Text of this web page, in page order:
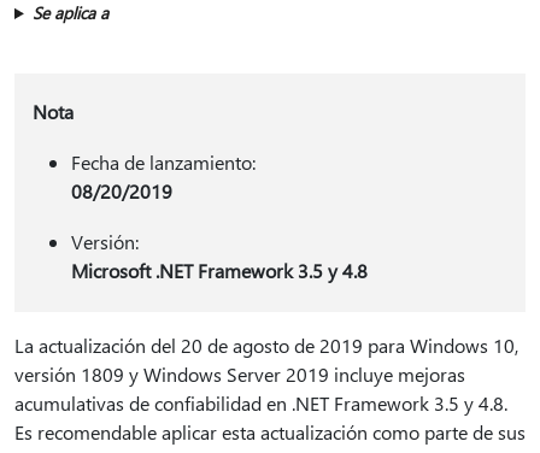
Se aplica a
Nota
Fecha de lanzamiento:
08/20/2019
Versión:
Microsoft .NET Framework 3.5 y 4.8
La actualización del 20 de agosto de 2019 para Windows 10,
versión 1809 y Windows Server 2019 incluye mejoras
acumulativas de confiabilidad en .NET Framework 3.5 y 4.8.
Es recomendable aplicar esta actualización como parte de sus